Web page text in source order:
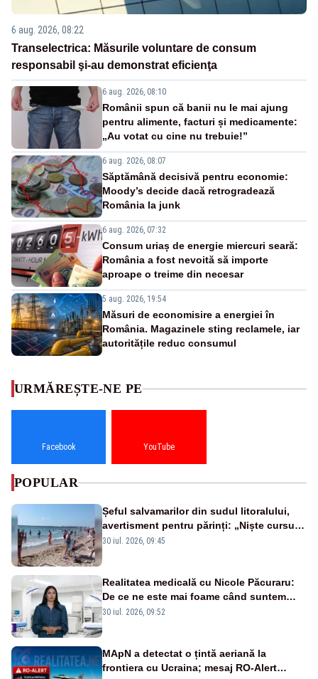
6 aug. 2026, 08:22
Transelectrica: Măsurile voluntare de consum
responsabil şi-au demonstrat eficienţa
6 aug. 2026, 08:10
Românii spun că banii nu le mai ajung
pentru alimente, facturi și medicamente:
„Au votat cu cine nu trebuie!”
6 aug. 2026, 08:07
Săptămână decisivă pentru economie:
Moody’s decide dacă retrogradează
România la junk
6 aug. 2026, 07:32
Consum uriaș de energie miercuri seară:
România a fost nevoită să importe
aproape o treime din necesar
5 aug. 2026, 19:54
Măsuri de economisire a energiei în
România. Magazinele sting reclamele, iar
autoritățile reduc consumul
URMĂREȘTE-NE PE
Facebook YouTube
POPULAR
Șeful salvamarilor din sudul litoralului,
avertisment pentru părinți: „Niște cursuri
de înot la piscină nu sunt suficiente”
30 iul. 2026, 09:45
Realitatea medicală cu Nicole Păcuraru:
De ce ne este mai foame când suntem
obosiți?
30 iul. 2026, 09:52
MApN a detectat o țintă aeriană la
frontiera cu Ucraina; mesaj RO-Alert